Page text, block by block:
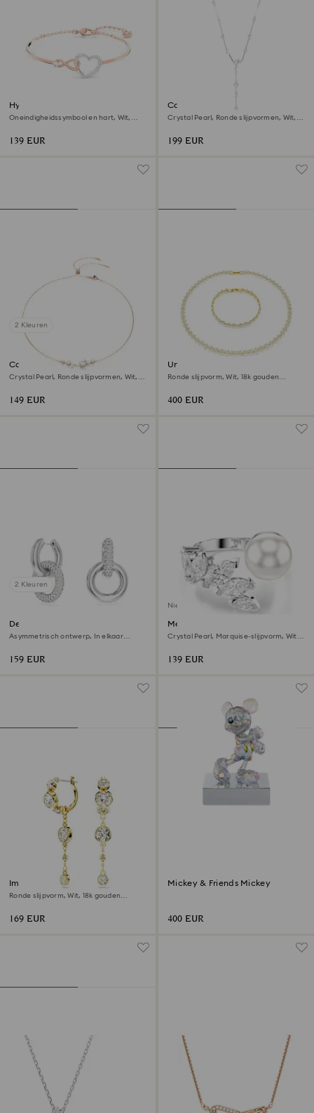
Hyperbola armband
Oneindigheidssymbool en hart, Wit,
139 EUR
Constella y-ketting
Crystal Pearl, Ronde slijpvormen, Wit,
199 EUR
2 Kleuren
Constella ketting
Crystal Pearl, Ronde slijpvormen, Wit,
149 EUR
Una Angelic set
Ronde slijpvorm, Wit, ‎18k gouden
400 EUR
2 Kleuren
Dextera ringoorbellen
Asymmetrisch ontwerp, In elkaar
159 EUR
Nieuw
Mesmera open ring
Crystal Pearl, Marquise-slijpvorm, Wit,
139 EUR
Imber Oorhangers
Ronde slijpvorm, Wit, ‎18k gouden
169 EUR
Mickey & Friends Mickey
400 EUR